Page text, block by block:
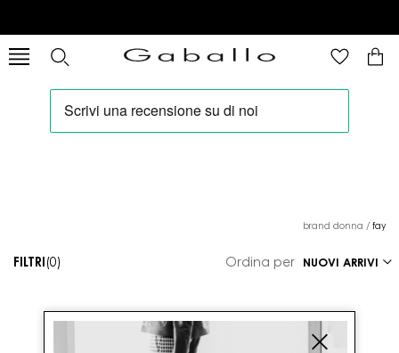
brand donna / fay
FILTRI (0) Ordina per